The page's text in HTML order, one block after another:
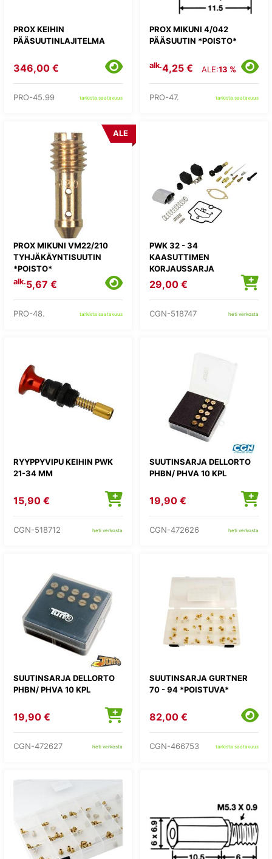
PROX KEIHIN
PÄÄSUUTINLAJITELMA
346,00 €
PRO-45.99 tarkista saatavuus
PROX MIKUNI 4/042
PÄÄSUUTIN *POISTO*
alk.4,25 € ALE:13 %
PRO-47. tarkista saatavuus
PROX MIKUNI VM22/210
TYHJÄKÄYNTISUUTIN
*POISTO*
ALE
alk.5,67 €
PRO-48. tarkista saatavuus
PWK 32 - 34
KAASUTTIMEN
KORJAUSSARJA
29,00 €
CGN-518747 heti verkosta
RYYPPYVIPU KEIHIN PWK
21-34 MM
15,90 €
CGN-518712 heti verkosta
SUUTINSARJA DELLORTO
PHBN/ PHVA 10 KPL
19,90 €
CGN-472626 heti verkosta
SUUTINSARJA DELLORTO
PHBN/ PHVA 10 KPL
19,90 €
CGN-472627 heti verkosta
SUUTINSARJA GURTNER
70 - 94 *POISTUVA*
82,00 €
CGN-466753 tarkista saatavuus